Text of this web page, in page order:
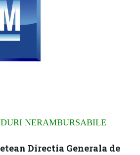
NERAMBURSABILE
Directia Generala de